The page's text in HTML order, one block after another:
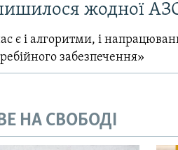
жодної
є і алгоритми, і
забезпечення»
НА СВОБОДІ